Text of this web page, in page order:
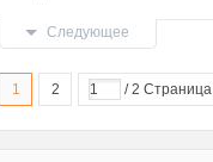
Следующее
1 2 / 2 Страница